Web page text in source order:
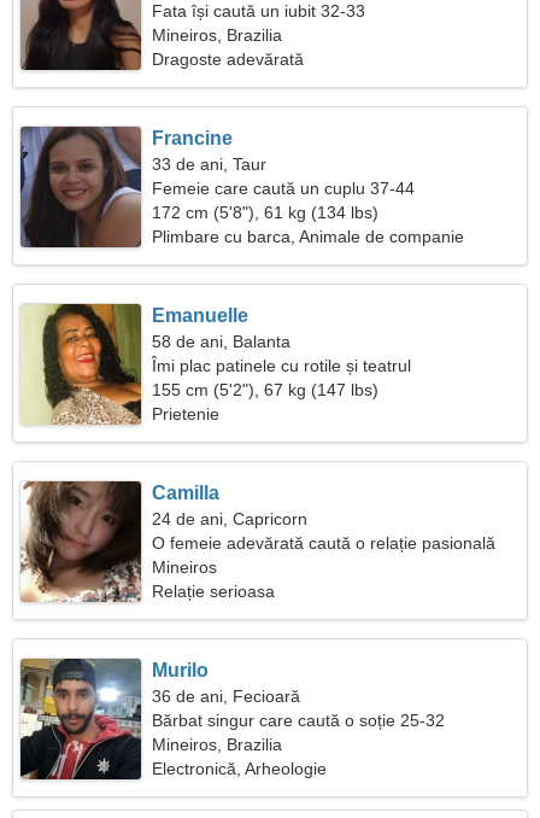
Fata își caută un iubit 32-33
Mineiros, Brazilia
Dragoste adevărată
Francine
33 de ani, Taur
Femeie care caută un cuplu 37-44
172 cm (5'8"), 61 kg (134 lbs)
Plimbare cu barca, Animale de companie
Emanuelle
58 de ani, Balanta
Îmi plac patinele cu rotile și teatrul
155 cm (5'2"), 67 kg (147 lbs)
Prietenie
Camilla
24 de ani, Capricorn
O femeie adevărată caută o relație pasională
Mineiros
Relație serioasa
Murilo
36 de ani, Fecioară
Bărbat singur care caută o soție 25-32
Mineiros, Brazilia
Electronică, Arheologie